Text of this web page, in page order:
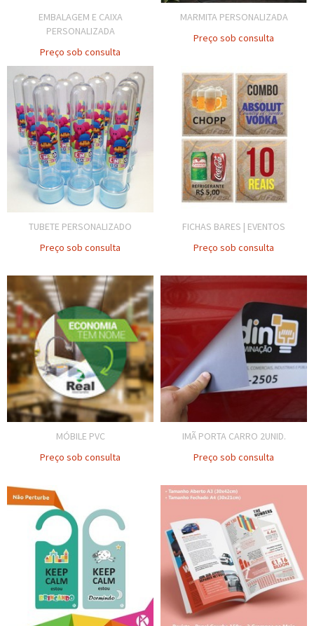
EMBALAGEM E CAIXA
PERSONALIZADA
Preço sob consulta
MARMITA PERSONALIZADA
Preço sob consulta
TUBETE PERSONALIZADO
Preço sob consulta
FICHAS BARES | EVENTOS
Preço sob consulta
MÓBILE PVC
Preço sob consulta
IMÃ PORTA CARRO 2UNID.
Preço sob consulta